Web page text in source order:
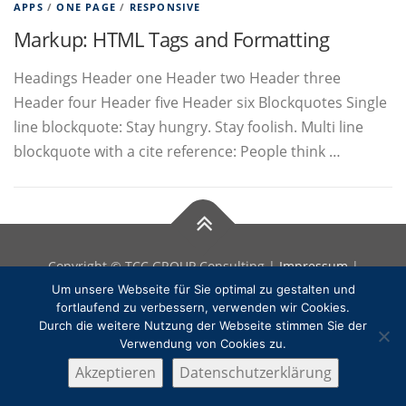
APPS /ONE PAGE / RESPONSIVE
Markup: HTML Tags and Formatting
Headings Header one Header two Header three
Header four Header five Header six Blockquotes Single
line blockquote: Stay hungry. Stay foolish. Multi line
blockquote with a cite reference: People think …
Copyright © TCC GROUP Consulting |Impressum|
Datenschutz
Um unsere Webseite für Sie optimal zu gestalten und
fortlaufend zu verbessern, verwenden wir Cookies.
Durch die weitere Nutzung der Webseite stimmen Sie der
Verwendung von Cookies zu.
Akzeptieren Datenschutzerklärung